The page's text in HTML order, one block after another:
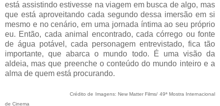
está assistindo estivesse na viagem em busca de algo, mas
que está aproveitando cada segundo dessa imersão em si
mesmo e no cenário, em uma jornada íntima ao seu próprio
eu. Então, cada animal encontrado, cada córrego ou fonte
de água potável, cada personagem entrevistado, fica tão
importante, que abarca o mundo todo. É uma visão da
aldeia, mas que preenche o conteúdo do mundo inteiro e a
alma de quem está procurando.
Crédito de Imagens: New Matter Films/ 49ª Mostra Internacional
de Cinema